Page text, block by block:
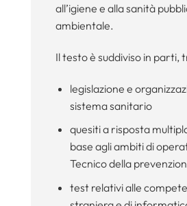
all’igiene e alla sanità
ambientale.
Il testo è suddiviso in parti,
legislazione e
sistema sanitario
quesiti a risposta
base agli ambiti di
Tecnico della
test relativi alle